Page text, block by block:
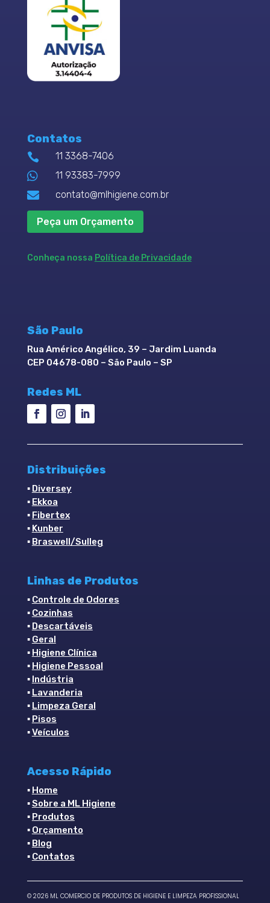
Contatos
 11 3368-7406
 11 93383-7999
 contato@mlhigiene.com.br
Peça um Orçamento
Conheça nossa Política de Privacidade
São Paulo
Rua Américo Angélico, 39 – Jardim Luanda
CEP 04678-080 – São Paulo – SP
Redes ML
Distribuições
▪ Diversey
▪ Ekkoa
▪ Fibertex
▪ Kunber
▪ Braswell/Sulleg
Linhas de Produtos
▪ Controle de Odores
▪ Cozinhas
▪ Descartáveis
▪ Geral
▪ Higiene Clínica
▪ Higiene Pessoal
▪ Indústria
▪ Lavanderia
▪ Limpeza Geral
▪ Pisos
▪Veículos
Acesso Rápido
▪ Home
▪Sobre a ML Higiene
▪ Produtos
▪ Orçamento
▪ Blog
▪ Contatos
© 2026ML COMERCIO DE PRODUTOS DE HIGIENE E LIMPEZA PROFISSIONAL